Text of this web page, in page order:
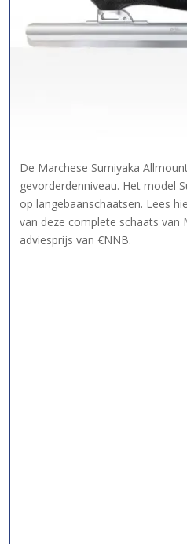
De Marchese Sumiyaka
gevorderdenniveau. Het model
op langebaanschaatsen. Lees
van deze complete schaats van
adviesprijs van €NNB.